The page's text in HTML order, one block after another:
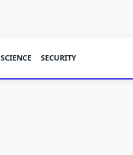
SCIENCE SECURITY